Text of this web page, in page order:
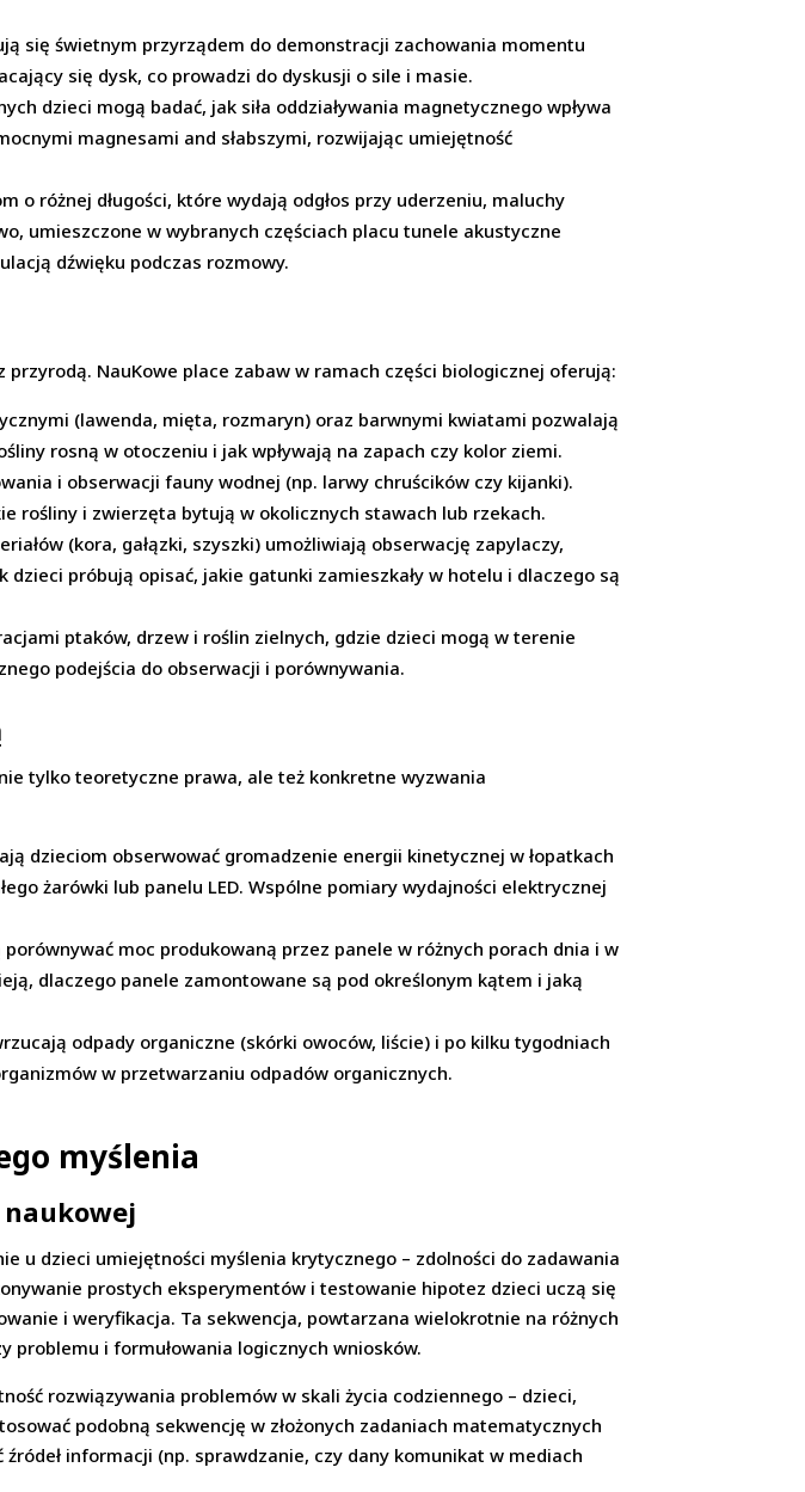
się świetnym przyrządem do demonstracji zachowania momentu
się dysk, co prowadzi do dyskusji o sile i masie.
dzieci mogą badać, jak siła oddziaływania magnetycznego wpływa
magnesami and słabszymi, rozwijając umiejętność
o różnej długości, które wydają odgłos przy uderzeniu, maluchy
umieszczone w wybranych częściach placu tunele akustyczne
dźwięku podczas rozmowy.
NauKowe place zabaw w ramach części biologicznej oferują:
(lawenda, mięta, rozmaryn) oraz barwnymi kwiatami pozwalają
rosną w otoczeniu i jak wpływają na zapach czy kolor ziemi.
i obserwacji fauny wodnej (np. larwy chruścików czy kijanki).
rośliny i zwierzęta bytują w okolicznych stawach lub rzekach.
(kora, gałązki, szyszki) umożliwiają obserwację zapylaczy,
próbują opisać, jakie gatunki zamieszkały w hotelu i dlaczego są
ptaków, drzew i roślin zielnych, gdzie dzieci mogą w terenie
podejścia do obserwacji i porównywania.
tylko teoretyczne prawa, ale też konkretne wyzwania
dzieciom obserwować gromadzenie energii kinetycznej w łopatkach
żarówki lub panelu LED. Wspólne pomiary wydajności elektrycznej
porównywać moc produkowaną przez panele w różnych porach dnia i w
dlaczego panele zamontowane są pod określonym kątem i jaką
odpady organiczne (skórki owoców, liście) i po kilku tygodniach
w przetwarzaniu odpadów organicznych.
myślenia
u dzieci umiejętności myślenia krytycznego – zdolności do zadawania
prostych eksperymentów i testowanie hipotez dzieci uczą się
i weryfikacja. Ta sekwencja, powtarzana wielokrotnie na różnych
problemu i formułowania logicznych wniosków.
rozwiązywania problemów w skali życia codziennego – dzieci,
podobną sekwencję w złożonych zadaniach matematycznych
informacji (np. sprawdzanie, czy dany komunikat w mediach